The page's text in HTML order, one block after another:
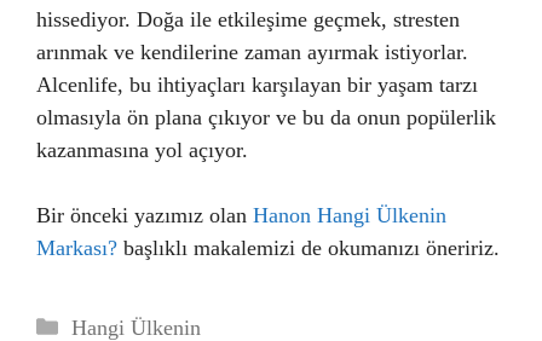
hissediyor. Doğa ile etkileşime geçmek, stresten
arınmak ve kendilerine zaman ayırmak istiyorlar.
Alcenlife, bu ihtiyaçları karşılayan bir yaşam tarzı
olmasıyla ön plana çıkıyor ve bu da onun popülerlik
kazanmasına yol açıyor.
Bir önceki yazımız olan Hanon Hangi Ülkenin
Markası? başlıklı makalemizi de okumanızı öneririz.
Kategoriler
Hangi Ülkenin